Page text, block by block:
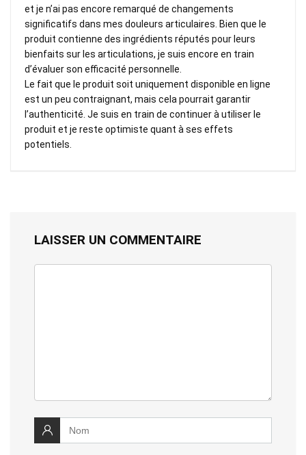
et je n’ai pas encore remarqué de changements
significatifs dans mes douleurs articulaires. Bien que le
produit contienne des ingrédients réputés pour leurs
bienfaits sur les articulations, je suis encore en train
d’évaluer son efficacité personnelle.
Le fait que le produit soit uniquement disponible en ligne
est un peu contraignant, mais cela pourrait garantir
l’authenticité. Je suis en train de continuer à utiliser le
produit et je reste optimiste quant à ses effets
potentiels.
LAISSER UN COMMENTAIRE